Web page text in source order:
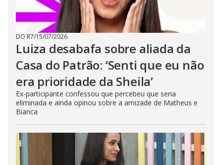
DO R7/15/07/2026
Luiza desabafa sobre aliada da
Casa do Patrão: ‘Senti que eu não
era prioridade da Sheila’
Ex-participante confessou que percebeu que seria
eliminada e ainda opinou sobre a amizade de Matheus e
Bianca